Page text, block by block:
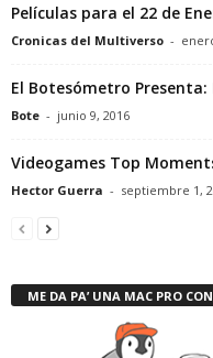
Películas para el 22 de
Cronicas del Multiverso -
El Botesómetro Presenta:
Bote - junio 9, 2016
Videogames Top
Hector Guerra - septiembre 1,
ME DA PA’ UNA MAC PRO